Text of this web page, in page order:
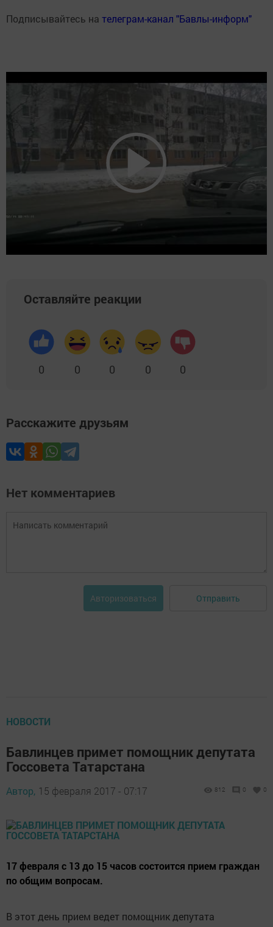
Подписывайтесь на телеграм-канал "Бавлы-информ"
Оставляйте реакции
0 0 0 0 0
Расскажите друзьям
Нет комментариев
Авторизоваться Отправить
НОВОСТИ
Бавлинцев примет помощник депутата
Госсовета Татарстана
Автор, 15 февраля 2017 - 07:17 812 0 0
17 февраля с 13 до 15 часов состоится прием граждан
по общим вопросам.
В этот день прием ведет помощник депутата